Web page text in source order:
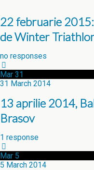
22 februarie
de Winter
no responses
Mar 31
31 March 2014
13 aprilie 2014,
Brasov
1 response
Mar 5
5 March 2014